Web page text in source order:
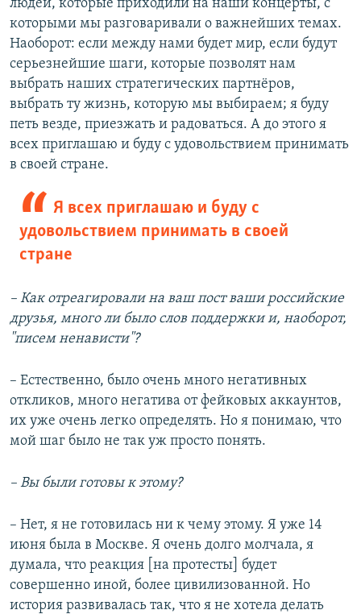
людей, которые приходили на наши концерты, с
которыми мы разговаривали о важнейших темах.
Наоборот: если между нами будет мир, если будут
серьезнейшие шаги, которые позволят нам
выбрать наших стратегических партнёров,
выбрать ту жизнь, которую мы выбираем; я буду
петь везде, приезжать и радоваться. А до этого я
всех приглашаю и буду с удовольствием принимать
в своей стране.
Я всех приглашаю и буду с
удовольствием принимать в своей
стране
– Как отреагировали на ваш пост ваши российские
друзья, много ли было слов поддержки и, наоборот,
"писем ненависти"?
– Естественно, было очень много негативных
откликов, много негатива от фейковых аккаунтов,
их уже очень легко определять. Но я понимаю, что
мой шаг было не так уж просто понять.
– Вы были готовы к этому?
– Нет, я не готовилась ни к чему этому. Я уже 14
июня была в Москве. Я очень долго молчала, я
думала, что реакция [на протесты] будет
совершенно иной, более цивилизованной. Но
история развивалась так, что я не хотела делать